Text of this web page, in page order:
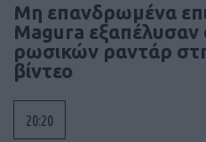
Μη επανδρωμένα
Magura
ρωσικών ραντάρ
βίντεο
20:20